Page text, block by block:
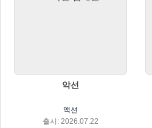
악선
액션
출시: 2026.07.22